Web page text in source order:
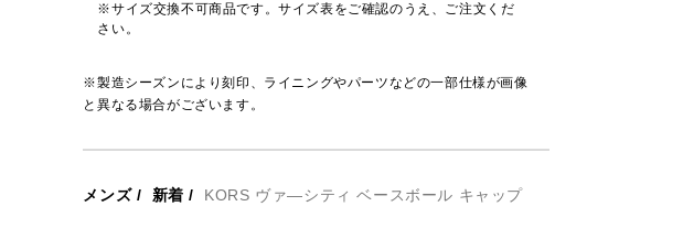
※サイズ交換不可商品です。サイズ表をご確認のうえ、ご注文くだ
さい。
※製造シーズンにより刻印、ライニングやパーツなどの一部仕様が画像
と異なる場合がございます。
メンズ/ 新着 / KORS ヴァ―シティ ベースボール キャップ